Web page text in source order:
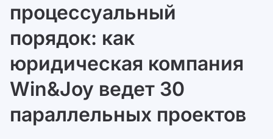
процессуальный
порядок: как
юридическая компания
Win&Joy ведет 30
параллельных проектов